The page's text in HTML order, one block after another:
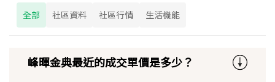
全部 社區資料 社區行情 生活機能
峰暉金典最近的成交單價是多少？